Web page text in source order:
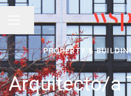
MENÚ DE EMPLEO
Compartir página
PROPERTY &
Arquitecto/a